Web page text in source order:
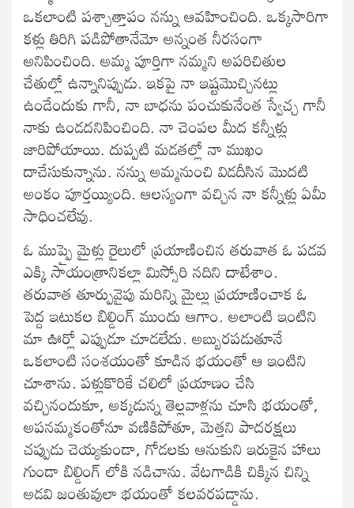
ఒకలాంటి పశ్చాత్తాపం నన్ను ఆవహించింది. ఒక్కసారిగా
కళ్లు తిరిగి పడిపోతానేమో అన్నంత నీరసంగా
అనిపించింది. అమ్మ పూర్తిగా నమ్మని అపరిచితుల
చేతుల్లో ఉన్నానిప్పుడు. ఇకపై నా ఇష్టమొచ్చినట్లు
ఉండేందుకు గానీ, నా బాధను పంచుకునేంత స్వేచ్చ గానీ
నాకు ఉండదనిపించింది. నా చెంపల మీద కన్నీళ్లు
జారిపోయాయి. దుప్పటి మడతల్లో నా ముఖం
దాచేసుకున్నాను. నన్ను అమ్మనుంచి విడదీసిన మొదటి
అంకం పూర్తయ్యింది. ఆలస్యంగా వచ్చిన నా కన్నీళ్లు ఏమీ
సాధించలేవు.
ఓ ముప్పై మైళ్లు రైలులో ప్రయాణించిన తరువాత ఓ పడవ
ఎక్కి సాయంత్రానికల్లా మిస్సోరి నదిని దాటేశాం.
తరువాత తూర్పువైపు మరిన్ని మైల్లు ప్రయాణించాక ఓ
పెద్ద ఇటుకల బిల్డింగ్ ముందు ఆగాం. అలాంటి ఇంటిని
మా ఊర్లో ఎప్పుడూ చూడలేదు. అబ్బురపడుతూనే
ఒకలాంటి సంశయంతో కూడిన భయంతో ఆ ఇంటిని
చూశాను. పళ్లుకొరికే చలిలో ప్రయాణం చేసి
వచ్చినందుకూ, అక్కడున్న తెల్లవాళ్లను చూసి భయంతో,
అపనమ్మకంతోనూ వణికిపోతూ, మెత్తని పాదరక్షలు
చప్పుడు చెయ్యకుండా, గోడలకు ఆనుకుని ఇరుకైన హాలు
గుండా బిల్డింగ్ లోకి నడిచాను. వేటగాడికి చిక్కిన చిన్ని
అడవి జంతువులా భయంతో కలవరపడ్డాను.